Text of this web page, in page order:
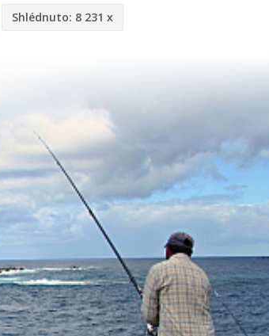
Shlédnuto: 8 231 x